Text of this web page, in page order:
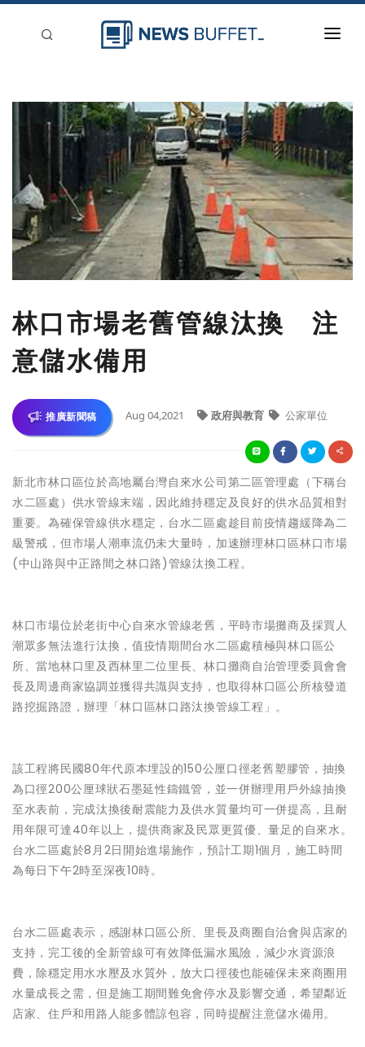
新聞稿分類
登入
刊登
林口市場老舊管線汰換 注
意儲水備用
推廣新聞稿 Aug 04,2021 政府與教育 公家單位
新北市林口區位於高地屬台灣自來水公司第二區管理處（下稱台
水二區處）供水管線末端，因此維持穩定及良好的供水品質相對
重要。為確保管線供水穩定，台水二區處趁目前疫情趨緩降為二
級警戒，但市場人潮車流仍未大量時，加速辦理林口區林口市場
(中山路與中正路間之林口路)管線汰換工程。
林口市場位於老街中心自來水管線老舊，平時市場攤商及採買人
潮眾多無法進行汰換，值疫情期間台水二區處積極與林口區公
所、當地林口里及西林里二位里長、林口攤商自治管理委員會會
長及周邊商家協調並獲得共識與支持，也取得林口區公所核發道
路挖掘路證，辦理「林口區林口路汰換管線工程」。
該工程將民國80年代原本埋設的150公厘口徑老舊塑膠管，抽換
為口徑200公厘球狀石墨延性鑄鐵管，並一併辦理用戶外線抽換
至水表前，完成汰換後耐震能力及供水質量均可一併提高，且耐
用年限可達40年以上，提供商家及民眾更質優、量足的自來水。
台水二區處於8月2日開始進場施作，預計工期1個月，施工時間
為每日下午2時至深夜10時。
台水二區處表示，感謝林口區公所、里長及商圈自治會與店家的
支持，完工後的全新管線可有效降低漏水風險，減少水資源浪
費，除穩定用水水壓及水質外，放大口徑後也能確保未來商圈用
水量成長之需，但是施工期間難免會停水及影響交通，希望鄰近
店家、住戶和用路人能多體諒包容，同時提醒注意儲水備用。